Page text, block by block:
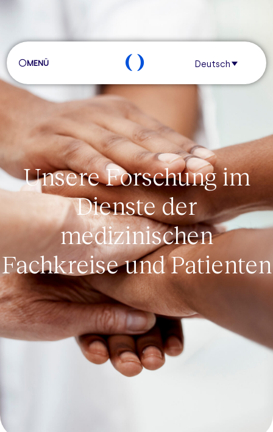
MENÜ Deutsch
Unsere Forschung im
Dienste der
medizinischen
Fachkreise und Patienten